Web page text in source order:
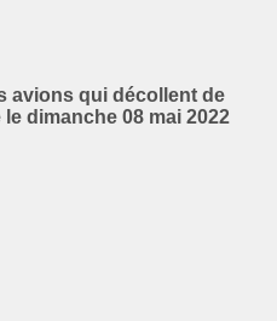
avions qui décollent de
dimanche 08 mai 2022